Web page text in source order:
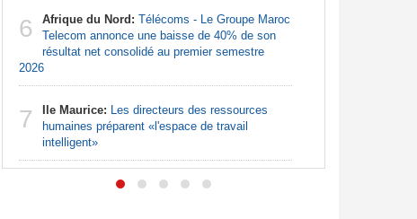
6 Afrique du Nord: Télécoms - Le Groupe Maroc
Telecom annonce une baisse de 40% de son
résultat net consolidé au premier semestre
2026
7 Ile Maurice: Les directeurs des ressources
humaines préparent «l'espace de travail
intelligent»